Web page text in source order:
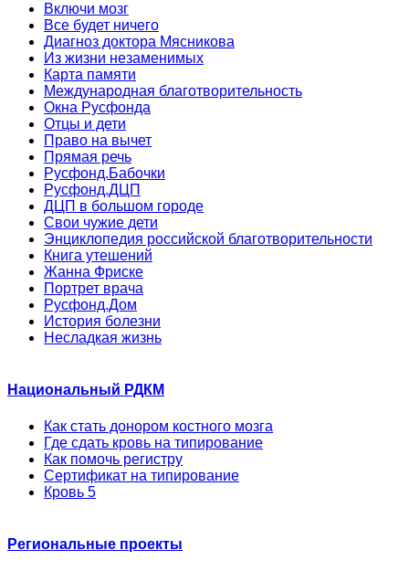
Включи мозг
Все будет ничего
Диагноз доктора Мясникова
Из жизни незаменимых
Карта памяти
Международная благотворительность
Окна Русфонда
Отцы и дети
Право на вычет
Прямая речь
Русфонд.Бабочки
Русфонд.ДЦП
ДЦП в большом городе
Свои чужие дети
Энциклопедия российской благотворительности
Книга утешений
Жанна Фриске
Портрет врача
Русфонд.Дом
История болезни
Несладкая жизнь
Национальный РДКМ
Как стать донором костного мозга
Где сдать кровь на типирование
Как помочь регистру
Сертификат на типирование
Кровь 5
Региональные проекты